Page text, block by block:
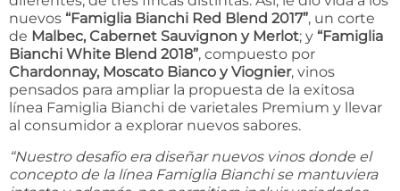
nuevos “Famiglia Bianchi Red Blend 2017”, un corte
de Malbec, Cabernet Sauvignon y Merlot; y “Famiglia
Bianchi White Blend 2018”, compuesto por
Chardonnay, Moscato Bianco y Viognier, vinos
pensados para ampliar la propuesta de la exitosa
línea Famiglia Bianchi de varietales Premium y llevar
al consumidor a explorar nuevos sabores.
“Nuestro desafío era diseñar nuevos vinos donde el
concepto de la línea Famiglia Bianchi se mantuviera